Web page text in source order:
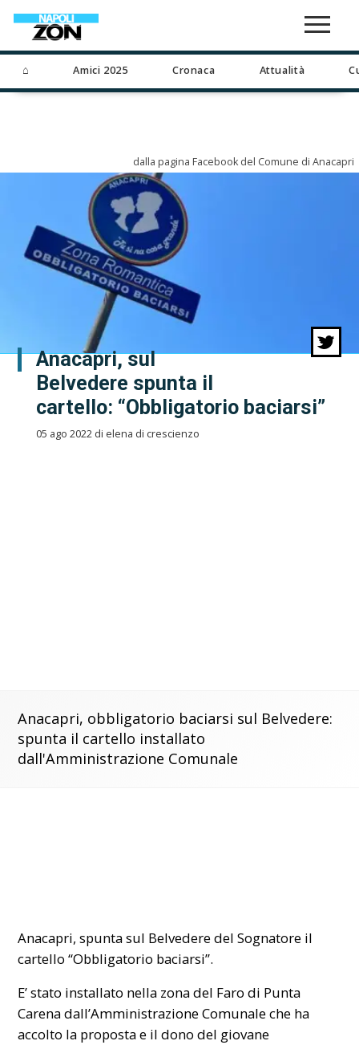
⌂ Amici 2025 Cronaca Attualità
dalla pagina Facebook del Comune di Anacapri
Anacapri, sul
Belvedere spunta il
cartello: “Obbligatorio baciarsi”
05 ago 2022 di elena di crescienzo
Anacapri, obbligatorio baciarsi sul Belvedere:
spunta il cartello installato
dall'Amministrazione Comunale
Anacapri, spunta sul Belvedere del Sognatore il
cartello “Obbligatorio baciarsi”.
E’ stato installato nella zona del Faro di Punta
Carena dall’Amministrazione Comunaleche ha
accolto la proposta e il dono del giovane